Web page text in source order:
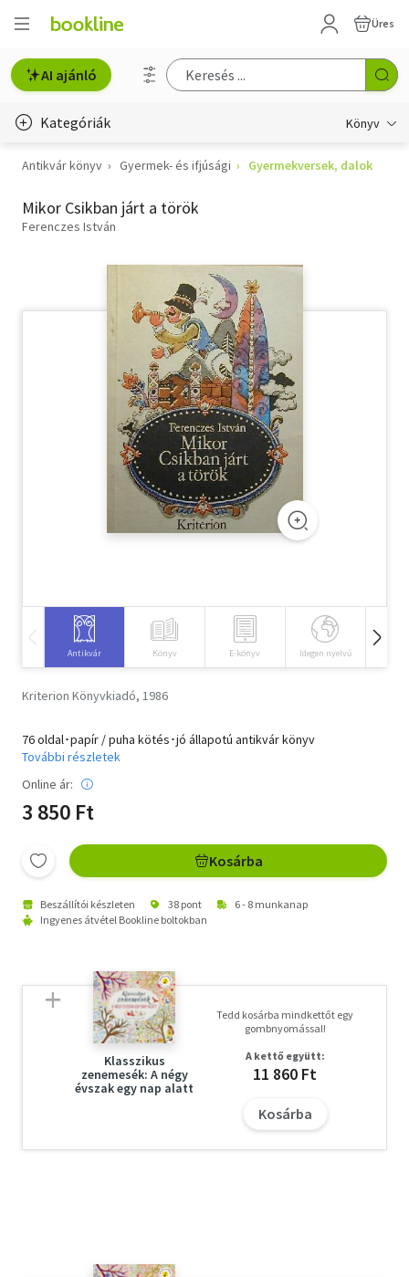
Üres
AI ajánló
Kategóriák Könyv
Életmód, egészség
Erotika
Szótár, nyelvkönyv
Tankönyv, segédkönyv
Antikvár könyv Gyermek- és ifjúsági Gyermekversek, dalok
Mikor Csikban járt a török
Ferenczes István
Antikvár Könyv E-könyv Idegen nyelvű
Kriterion Könyvkiadó, 1986
76 oldal･papír / puha kötés･jó állapotú antikvár könyv
További részletek
Online ár:
3 850 Ft
Kosárba
Beszállítói készleten 38 pont
6 - 8 munkanap
Ingyenes átvétel Bookline boltokban
Klasszikus
zenemesék: A négy
évszak egy nap alatt
Tedd kosárba mindkettőt egy
gombnyomással!
A kettő együtt:
11 860 Ft
Kosárba